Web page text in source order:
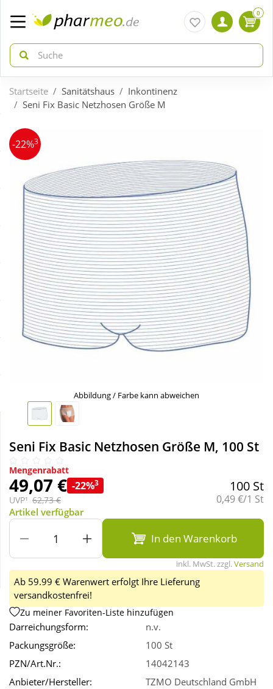
zurück
ÜBERSICHT AKTIONEN
Aktuelle Coupons
Gratis dazu
Neuheiten
Sale
Schnäppchen
Täglich gut versorgt
zurück
ÜBERSICHT KATEGORIEN
Arzneimittel
Bio & Genuss
Diabetes
Körperpflege & Kosmetik
Liebe & Erotik
Nahrungsergänzung
Sanitätshaus
Sport & Fitness
Tierbedarf
Wellness
0
Startseite Sanitätshaus
Inkontinenz
Seni Fix Basic Netzhosen Größe M
-22%3
Abbildung / Farbe kann abweichen
Seni Fix Basic Netzhosen Größe M, 100 St
Mengenrabatt
49,07 € -22%3
UVP¹ 62,73 €
100 St
Grundpreis:
0,49 €/1 St
Artikel verfügbar
In den Warenkorb
inkl. MwSt. zzgl.Versand
Ab 59.99 € Warenwert erfolgt Ihre Lieferung
versandkostenfrei!
Zu meiner Favoriten-Liste hinzufügen
Darreichungsform:
n.v.
Packungsgröße:
100 St
PZN/Art.Nr.:
14042143
Anbieter/Hersteller:
TZMO Deutschland GmbH